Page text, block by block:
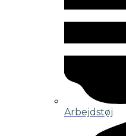
Arbejdstøj